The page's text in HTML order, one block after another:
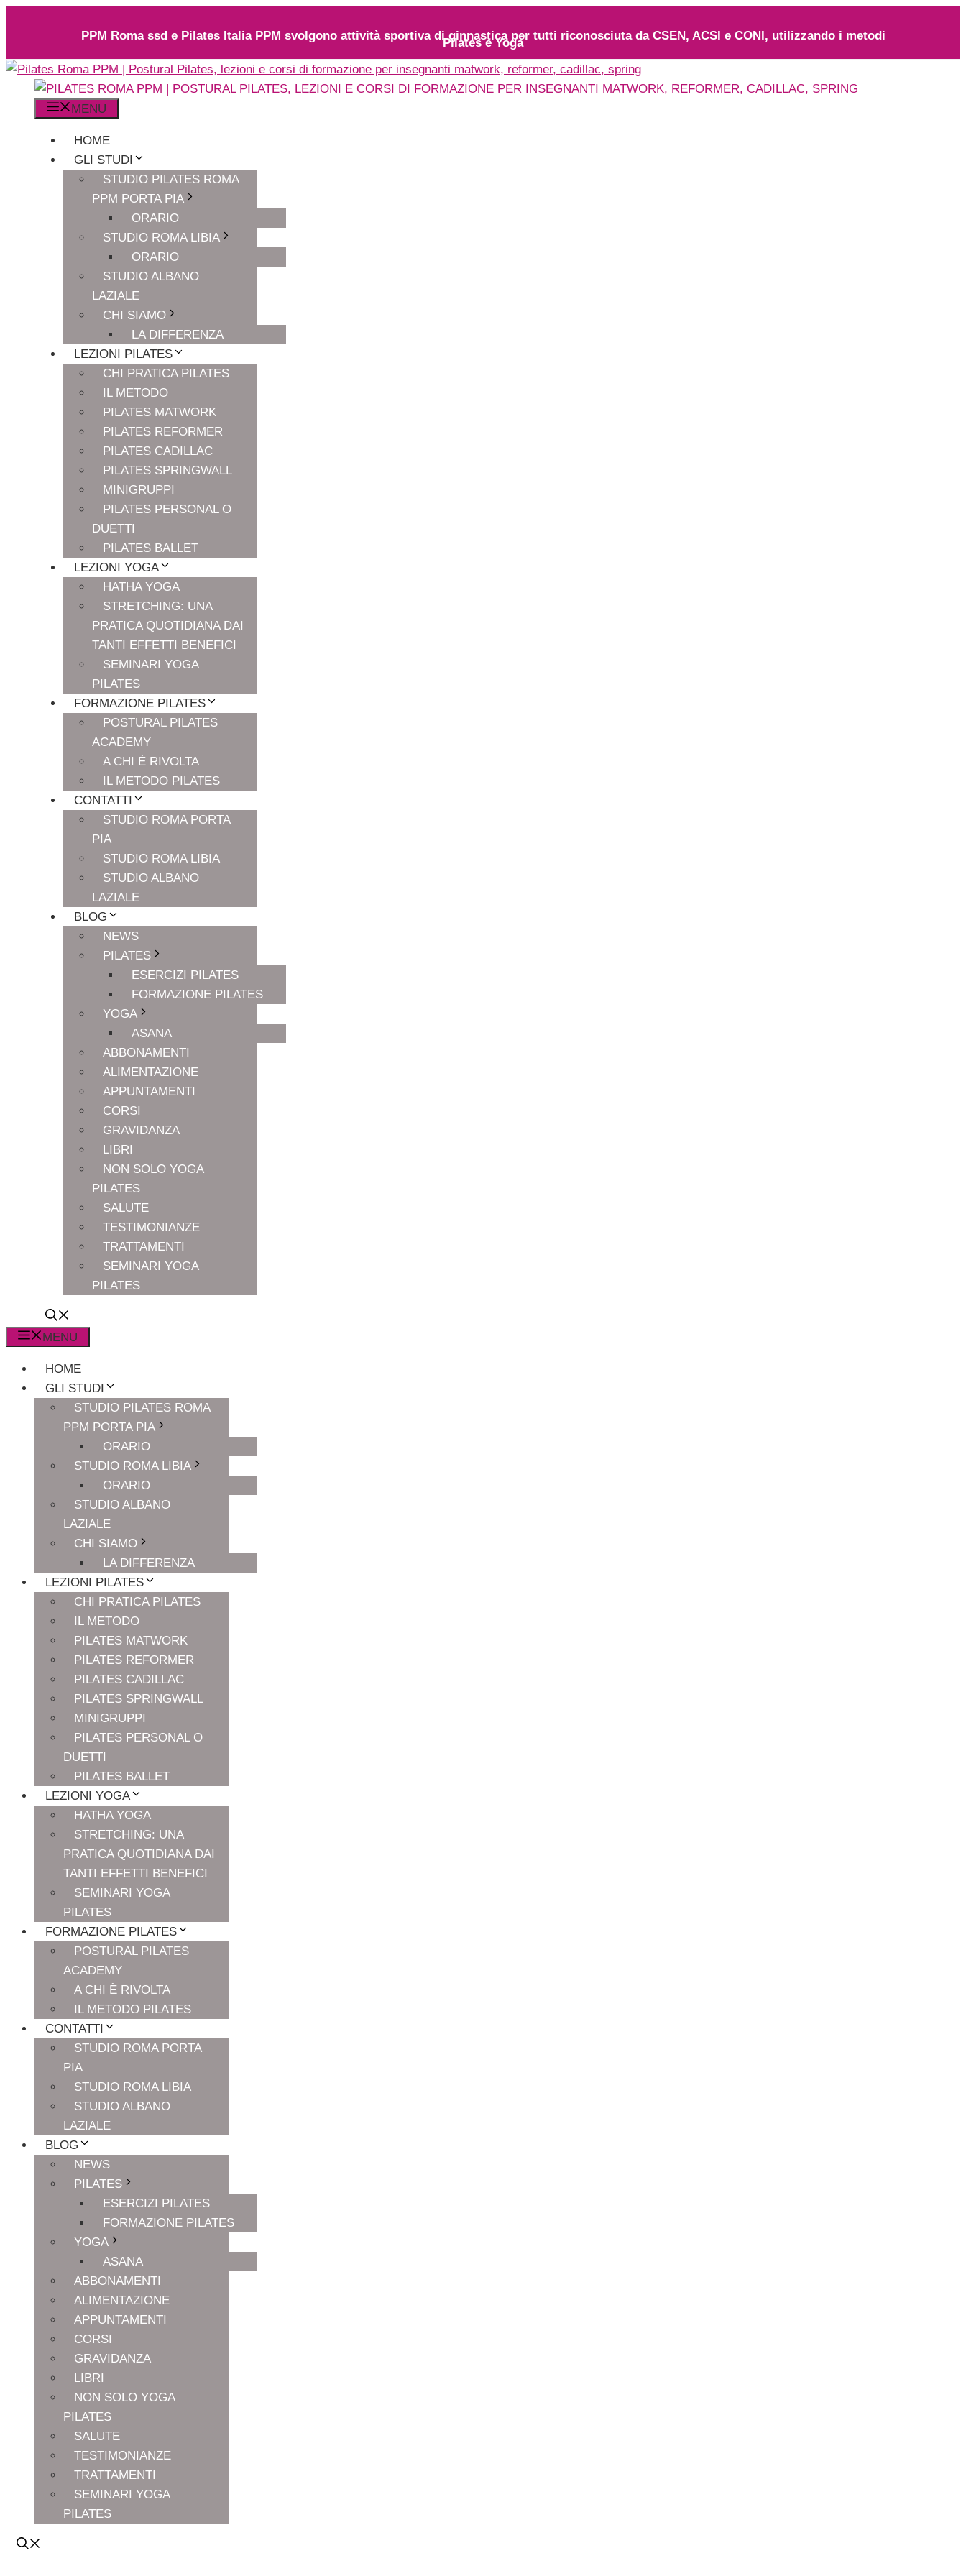
PPM Roma ssd e Pilates Italia PPM svolgono attività sportiva di ginnastica per tutti riconosciuta da CSEN, ACSI e CONI, utilizzando i metodi
Pilates e Yoga
MENU
HOME
GLI STUDI
STUDIO PILATES ROMA
PPM PORTA PIA
ORARIO
STUDIO ROMA LIBIA
ORARIO
STUDIO ALBANO
LAZIALE
CHI SIAMO
LA DIFFERENZA
LEZIONI PILATES
CHI PRATICA PILATES
IL METODO
PILATES MATWORK
PILATES REFORMER
PILATES CADILLAC
PILATES SPRINGWALL
MINIGRUPPI
PILATES PERSONAL O
DUETTI
PILATES BALLET
LEZIONI YOGA
HATHA YOGA
STRETCHING: UNA
PRATICA QUOTIDIANA DAI
TANTI EFFETTI BENEFICI
SEMINARI YOGA
PILATES
FORMAZIONE PILATES
POSTURAL PILATES
ACADEMY
A CHI È RIVOLTA
IL METODO PILATES
CONTATTI
STUDIO ROMA PORTA
PIA
STUDIO ROMA LIBIA
STUDIO ALBANO
LAZIALE
BLOG
NEWS
PILATES
ESERCIZI PILATES
FORMAZIONE PILATES
YOGA
ASANA
ABBONAMENTI
ALIMENTAZIONE
APPUNTAMENTI
CORSI
GRAVIDANZA
LIBRI
NON SOLO YOGA
PILATES
SALUTE
TESTIMONIANZE
TRATTAMENTI
SEMINARI YOGA
PILATES
MENU
HOME
GLI STUDI
STUDIO PILATES ROMA
PPM PORTA PIA
ORARIO
STUDIO ROMA LIBIA
ORARIO
STUDIO ALBANO
LAZIALE
CHI SIAMO
LA DIFFERENZA
LEZIONI PILATES
CHI PRATICA PILATES
IL METODO
PILATES MATWORK
PILATES REFORMER
PILATES CADILLAC
PILATES SPRINGWALL
MINIGRUPPI
PILATES PERSONAL O
DUETTI
PILATES BALLET
LEZIONI YOGA
HATHA YOGA
STRETCHING: UNA
PRATICA QUOTIDIANA DAI
TANTI EFFETTI BENEFICI
SEMINARI YOGA
PILATES
FORMAZIONE PILATES
POSTURAL PILATES
ACADEMY
A CHI È RIVOLTA
IL METODO PILATES
CONTATTI
STUDIO ROMA PORTA
PIA
STUDIO ROMA LIBIA
STUDIO ALBANO
LAZIALE
BLOG
NEWS
PILATES
ESERCIZI PILATES
FORMAZIONE PILATES
YOGA
ASANA
ABBONAMENTI
ALIMENTAZIONE
APPUNTAMENTI
CORSI
GRAVIDANZA
LIBRI
NON SOLO YOGA
PILATES
SALUTE
TESTIMONIANZE
TRATTAMENTI
SEMINARI YOGA
PILATES